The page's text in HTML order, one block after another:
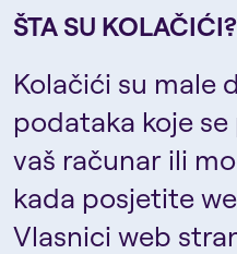
ŠTA SU KOLAČIĆI?
Kolačići su male
podataka koje
vaš računar ili
kada posjetite
Vlasnici web